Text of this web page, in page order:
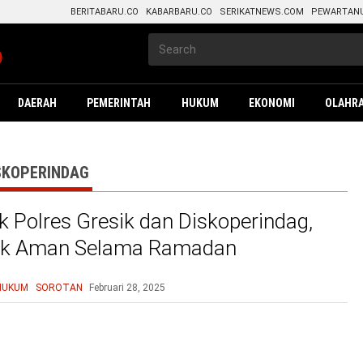
BERITABARU.CO KABARBARU.CO SERIKATNEWS.COM
DAERAH PEMERINTAH HUKUM EKONOMI
Polres Gresik dan Diskoperindag,
Aman Selama Ramadan
SOROTAN Februari 28, 2025